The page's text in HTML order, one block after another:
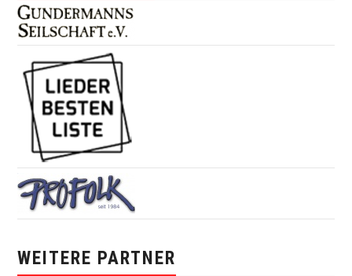
WEITERE PARTNER